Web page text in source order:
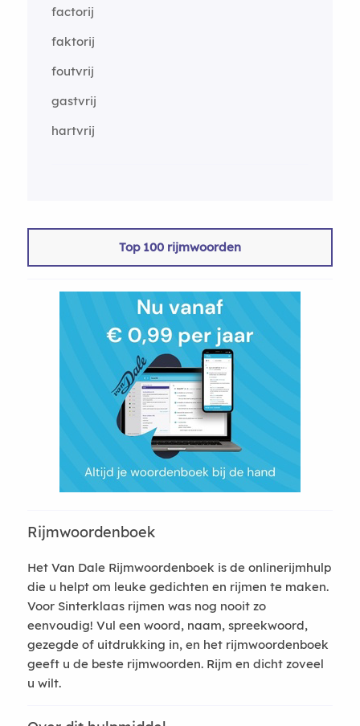
factorij
faktorij
foutvrij
gastvrij
hartvrij
Top 100 rijmwoorden
Rijmwoordenboek
Het Van Dale Rijmwoordenboek is de onlinerijmhulp
die u helpt om leuke gedichten en rijmen te maken.
Voor Sinterklaas rijmen was nog nooit zo
eenvoudig! Vul een woord, naam, spreekwoord,
gezegde of uitdrukking in, en het rijmwoordenboek
geeft u de beste rijmwoorden. Rijm en dicht zoveel
u wilt.